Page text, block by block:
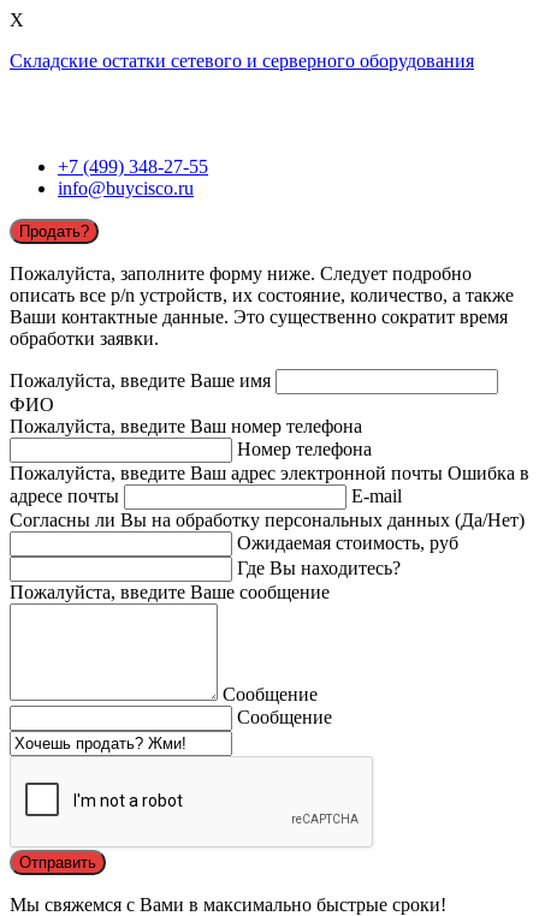
X
Складские остатки сетевого и серверного оборудования
+7 (499) 348-27-55
info@buycisco.ru
Продать?
Пожалуйста, заполните форму ниже. Следует подробно
описать все p/n устройств, их состояние, количество, а также
Ваши контактные данные. Это существенно сократит время
обработки заявки.
Пожалуйста, введите Ваше имя
ФИО
Пожалуйста, введите Ваш номер телефона
Номер телефона
Пожалуйста, введите Ваш адрес электронной почты Ошибка в
адресе почты
E-mail
Согласны ли Вы на обработку персональных данных (Да/Нет)
Ожидаемая стоимость, руб
Где Вы находитесь?
Пожалуйста, введите Ваше сообщение
Сообщение
Сообщение
Мы свяжемся с Вами в максимально быстрые сроки!